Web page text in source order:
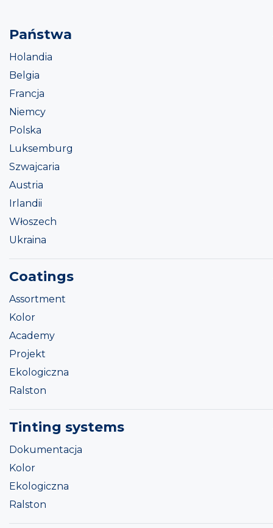
Państwa
Holandia
Belgia
Francja
Niemcy
Polska
Luksemburg
Szwajcaria
Austria
Irlandii
Włoszech
Ukraina
Coatings
Assortment
Kolor
Academy
Projekt
Ekologiczna
Ralston
Tinting systems
Dokumentacja
Kolor
Ekologiczna
Ralston